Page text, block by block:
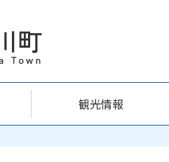
観光情報